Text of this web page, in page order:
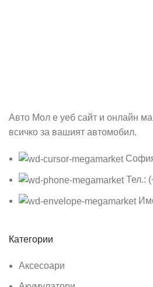
Авто Мол е уеб сайт и онлайн
всичко за вашият автомобил.
Тел.:
Категории
Аксесоари